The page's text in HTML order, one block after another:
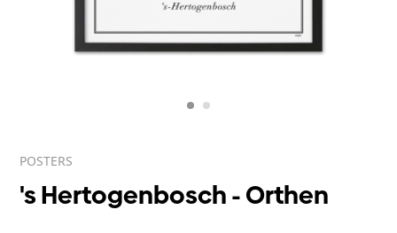
POSTERS
's Hertogenbosch - Orthen